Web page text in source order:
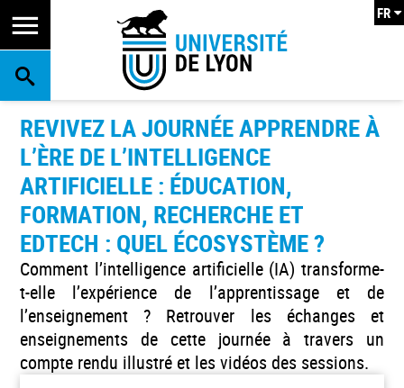
RECHERCHE
FR
REVIVEZ LA JOURNÉE APPRENDRE À
L’ÈRE DE L’INTELLIGENCE
ARTIFICIELLE : ÉDUCATION,
FORMATION, RECHERCHE ET
EDTECH : QUEL ÉCOSYSTÈME ?
Comment l’intelligence artificielle (IA) transforme-
t-elle l’expérience de l’apprentissage et de
l’enseignement ? Retrouver les échanges et
enseignements de cette journée à travers un
compte rendu illustré et les vidéos des sessions.